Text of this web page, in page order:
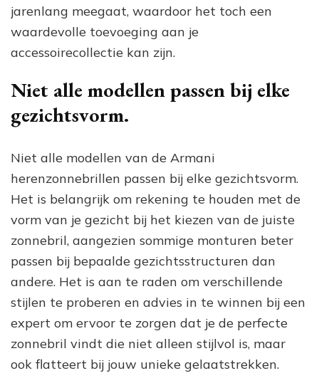
jarenlang meegaat, waardoor het toch een
waardevolle toevoeging aan je
accessoirecollectie kan zijn.
Niet alle modellen passen bij elke
gezichtsvorm.
Niet alle modellen van de Armani
herenzonnebrillen passen bij elke gezichtsvorm.
Het is belangrijk om rekening te houden met de
vorm van je gezicht bij het kiezen van de juiste
zonnebril, aangezien sommige monturen beter
passen bij bepaalde gezichtsstructuren dan
andere. Het is aan te raden om verschillende
stijlen te proberen en advies in te winnen bij een
expert om ervoor te zorgen dat je de perfecte
zonnebril vindt die niet alleen stijlvol is, maar
ook flatteert bij jouw unieke gelaatstrekken.